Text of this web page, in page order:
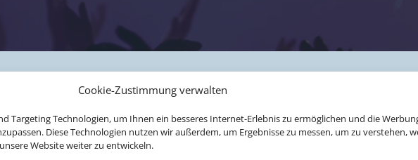
Cookie-Zustimmung verwalten
Targeting Technologien, um Ihnen ein besseres Internet-Erlebnis zu ermöglichen und die
Diese Technologien nutzen wir außerdem, um Ergebnisse zu messen, um zu verstehen,
Website weiter zu entwickeln.